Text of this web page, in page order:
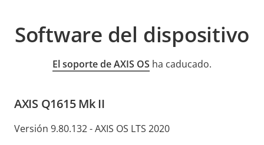
Software del dispositivo
El soporte de AXIS OS ha caducado.
AXIS Q1615 Mk II
Versión 9.80.132 - AXIS OS LTS 2020